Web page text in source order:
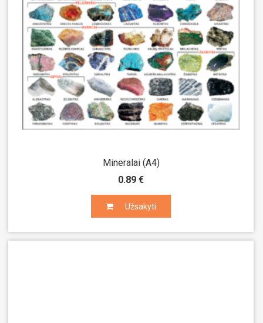
Mineralai (A4)
0.89 €
Užsakyti
Užsakyti